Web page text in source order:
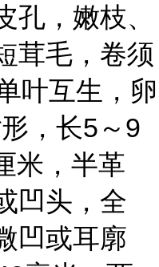
孔，嫩枝、
茸毛，卷须
叶互生，卵
，长5～9
米，半革
凹头，全
凹或耳廓